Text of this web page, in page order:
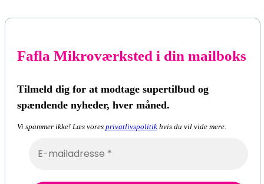
Fafla Mikroværksted i din mailboks
Tilmeld dig for at modtage supertilbud og
spændende nyheder, hver måned.
Vi spammer ikke! Læs vores privatlivspolitik hvis du vil vide mere.